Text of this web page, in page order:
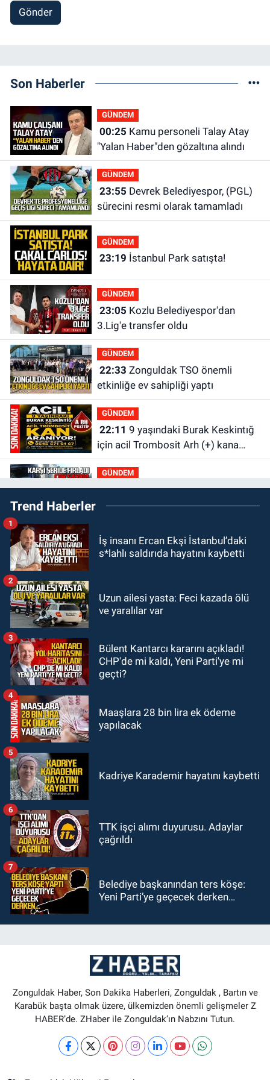
Gönder
Son Haberler
GÜNDEM
00:25
"Yalan Haber"den gözaltına alındı
GÜNDEM
23:55
sürecini resmi olarak tamamladı
GÜNDEM
23:19 İstanbul Park satışta!
GÜNDEM
23:05
3.Lig'e transfer oldu
GÜNDEM
22:33
etkinliğe ev sahipliği yaptı
GÜNDEM
22:11
için acil Trombosit Arh (+) kana
ihtiyaç var
GÜNDEM
21:50Yoldan çıktı karşı şeride
fırladı: Çok sayıda yaralı var
21:38Ercüment Ünal'dan acık
haber geldi: Ameliyata dayanamadı
21:12Yönetim kulübü önce borç
GÜNDEM
20:56Otomobilin çarptığı yaşlı
adam hayatını kaybetti
Trend Haberler
İş insanı Ercan Ekşi İstanbul’daki
s*lahlı saldırıda hayatını kaybetti
1
Uzun ailesi yasta: Feci kazada ölü
ve yaralılar var
2
Bülent Kantarcı kararını açıkladı!
CHP'de mi kaldı, Yeni Parti'ye mi
geçti?
3
Maaşlara 28 bin lira ek ödeme
yapılacak
4
Kadriye Karademir hayatını kaybetti
5
TTK işçi alımı duyurusu. Adaylar
çağrıldı
6
Belediye başkanından ters köşe:
Yeni Parti’ye geçecek derken…
7
Zonguldak Haber, Son Dakika Haberleri, Zonguldak , Bartın ve
Karabük başta olmak üzere, ülkemizden önemli gelişmeler Z
HABER’de. ZHaber ile Zonguldak’ın Nabzını Tutun.